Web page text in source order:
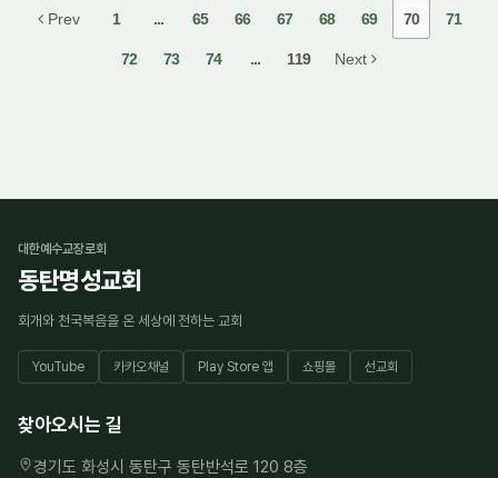
Prev 1 ... 65 66 67 68 69 70 71
72 73 74 ... 119 Next
대한예수교장로회
동탄명성교회
회개와 천국복음을 온 세상에 전하는 교회
YouTube 카카오채널 Play Store 앱 쇼핑몰 선교회
찾아오시는 길
경기도 화성시 동탄구 동탄반석로 120 8층